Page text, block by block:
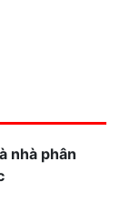
nhà phân